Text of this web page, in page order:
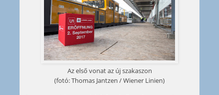
Az első vonat az új szakaszon
(fotó: Thomas Jantzen / Wiener Linien)